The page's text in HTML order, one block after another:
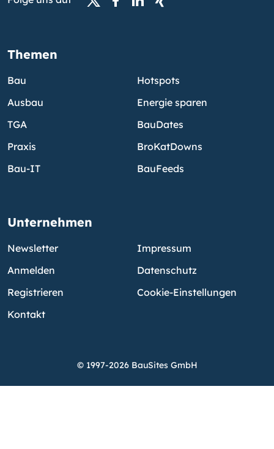
Themen
Bau
Ausbau
TGA
Praxis
Bau-IT
Hotspots
Energie sparen
BauDates
BroKatDowns
BauFeeds
Unternehmen
Newsletter
Anmelden
Registrieren
Kontakt
Impressum
Datenschutz
Cookie-Einstellungen
© 1997-2026 BauSites GmbH